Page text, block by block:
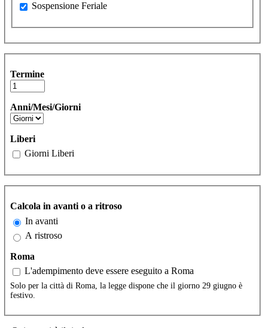
Sospensione Feriale
Sospensione Feriale
Termine
Anni/Mesi/Giorni
Liberi
Giorni Liberi
Calcola in avanti o a ritroso
In avanti
A ristroso
Roma
L'adempimento deve essere eseguito a Roma
Solo per la città di Roma, la legge dispone che il giorno 29 giugno è
festivo.